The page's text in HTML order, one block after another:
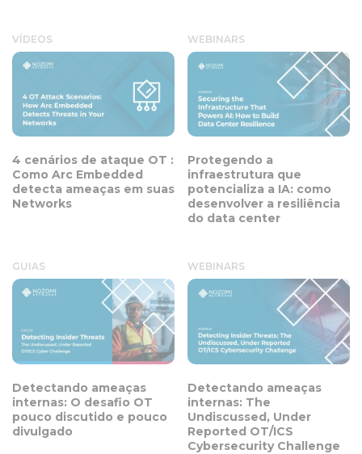
VÍDEOS
4 cenários de ataque OT :
Como Arc Embedded
detecta ameaças em suas
Networks
WEBINARS
Protegendo a
infraestrutura que
potencializa a IA: como
desenvolver a resiliência
do data center
GUIAS
Detectando ameaças
internas: O desafio OT
pouco discutido e pouco
divulgado
WEBINARS
Detectando ameaças
internas: The
Undiscussed, Under
Reported OT/ICS
Cybersecurity Challenge